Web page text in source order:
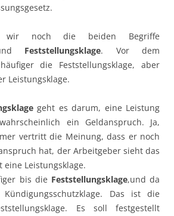
wir noch die beiden Begriffe
Feststellungsklage. Vor dem
die Feststellungsklage, aber
Leistungsklage.
geht es darum, eine Leistung
ein Geldanspruch. Ja,
vertritt die Meinung, dass er noch
hat, der Arbeitgeber sieht das
eine Leistungsklage.
bis die Feststellungsklage,und da
Das ist die
Es soll festgestellt